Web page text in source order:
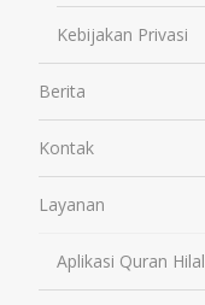
Kebijakan Privasi
Berita
Kontak
Layanan
Aplikasi Quran Hilal